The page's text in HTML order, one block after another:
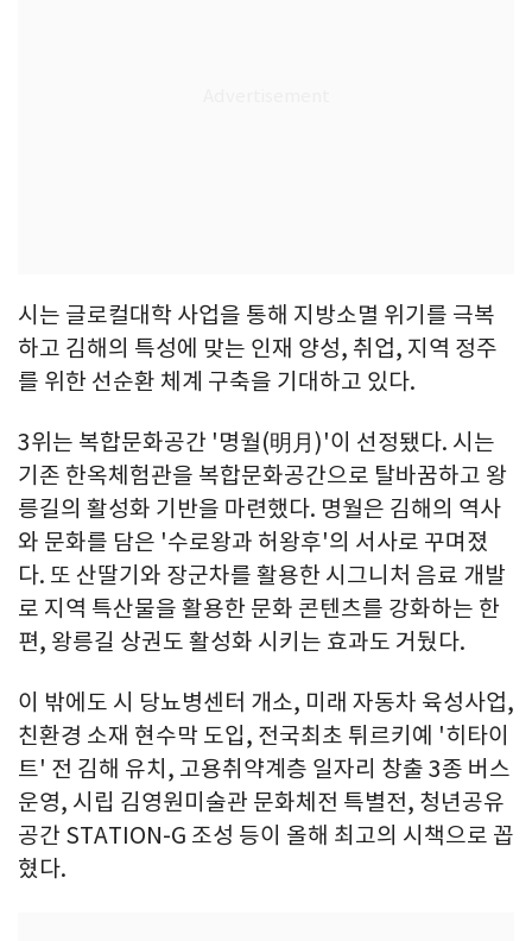
시는 글로컬대학 사업을 통해 지방소멸 위기를 극복
하고 김해의 특성에 맞는 인재 양성, 취업, 지역 정주
를 위한 선순환 체계 구축을 기대하고 있다.
3위는 복합문화공간 '명월(明月)'이 선정됐다. 시는
기존 한옥체험관을 복합문화공간으로 탈바꿈하고 왕
릉길의 활성화 기반을 마련했다. 명월은 김해의 역사
와 문화를 담은 '수로왕과 허왕후'의 서사로 꾸며졌
다. 또 산딸기와 장군차를 활용한 시그니처 음료 개발
로 지역 특산물을 활용한 문화 콘텐츠를 강화하는 한
편, 왕릉길 상권도 활성화 시키는 효과도 거뒀다.
이 밖에도 시 당뇨병센터 개소, 미래 자동차 육성사업,
친환경 소재 현수막 도입, 전국최초 튀르키예 '히타이
트' 전 김해 유치, 고용취약계층 일자리 창출 3종 버스
운영, 시립 김영원미술관 문화체전 특별전, 청년공유
공간 STATION-G 조성 등이 올해 최고의 시책으로 꼽
혔다.